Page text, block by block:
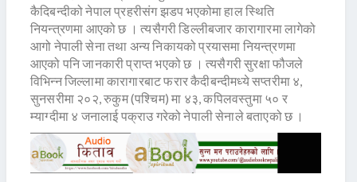
कैदिबन्दीको नेपाल प्रहरीसंग झडप भएकोमा हाल स्थिति
नियन्त्रणमा आएको छ । त्यसैगरी डिल्लीबजार कारागारमा लागेको
आगो नेपाली सेना तथा अन्य निकायको प्रयासमा नियन्त्रणमा
आएको पनि जानकारी प्राप्त भएको छ । त्यसैगरी सुरक्षा फौजले
विभिन्न जिल्लामा कारागारबाट फरार कैदीबन्दीमध्ये सप्तरीमा ४,
सुनसरीमा २०२, रुकुम (पश्‍चिम) मा ४३, कपिलवस्तुमा ५० र
म्याग्दीमा ४ जनालाई पक्राउ गरेको नेपाली सेनाले बताएको छ ।